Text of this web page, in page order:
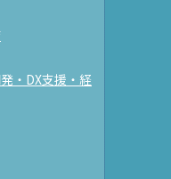
・DX支援・経